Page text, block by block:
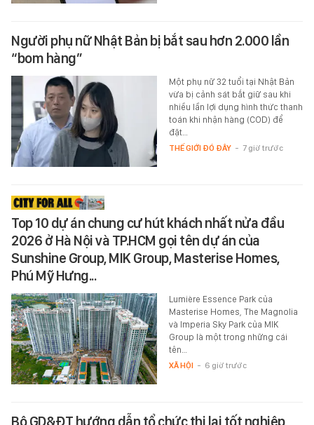
Người phụ nữ Nhật Bản bị bắt sau hơn 2.000 lần
“bom hàng”
Một phụ nữ 32 tuổi tại Nhật Bản
vừa bị cảnh sát bắt giữ sau khi
nhiều lần lợi dụng hình thức thanh
toán khi nhận hàng (COD) để
đặt…
THẾ GIỚI ĐÓ ĐÂY - 7 giờ trước
Top 10 dự án chung cư hút khách nhất nửa đầu
2026 ở Hà Nội và TP.HCM gọi tên dự án của
Sunshine Group, MIK Group, Masterise Homes,
Phú Mỹ Hưng...
Lumière Essence Park của
Masterise Homes, The Magnolia
và Imperia Sky Park của MIK
Group là một trong những cái
tên…
XÃ HỘI - 6 giờ trước
Bộ GD&ĐT hướng dẫn tổ chức thi lại tốt nghiệp